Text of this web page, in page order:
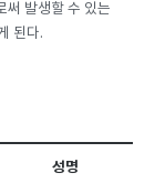
써 발생할 수 있는
된다.
성명